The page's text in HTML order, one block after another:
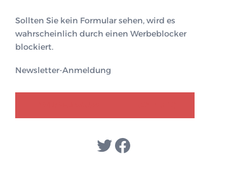
Sollten Sie kein Formular sehen, wird es
wahrscheinlich durch einen Werbeblocker
blockiert.
Newsletter-Anmeldung
Twitter
Facebook